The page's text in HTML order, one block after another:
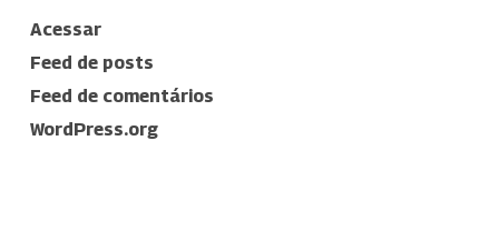
Acessar
Feed de posts
Feed de comentários
WordPress.org